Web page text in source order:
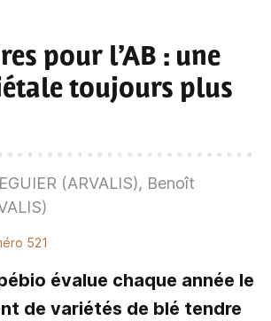
pour l’AB : une
toujours plus
(ARVALIS), Benoît
521
évalue chaque année le
de variétés de blé tendre